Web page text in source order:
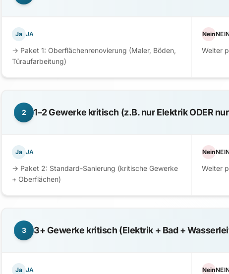
Ja JA
→ Paket 1: Oberflächenrenovierung (Maler, Böden,
Türaufarbeitung)
Nein
Weiter
2 1–2 Gewerke kritisch (z.B. nur Elektrik ODER
Ja JA
→ Paket 2: Standard-Sanierung (kritische Gewerke
+ Oberflächen)
Nein
Weiter
3 3+ Gewerke kritisch (Elektrik + Bad +
Ja JA Nein